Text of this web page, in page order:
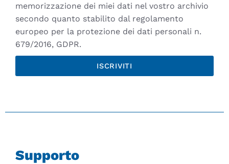
memorizzazione dei miei dati nel vostro archivio
secondo quanto stabilito dal regolamento
europeo per la protezione dei dati personali n.
679/2016, GDPR.
ISCRIVITI
Supporto